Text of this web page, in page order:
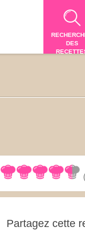
DES
Partagez cette